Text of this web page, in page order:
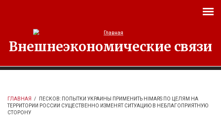
Внешнеэкономические связи
ГЛАВНАЯ /
ПЕСКОВ: ПОПЫТКИ УКРАИНЫ ПРИМЕНИТЬ HIMARS ПО ЦЕЛЯМ НА
ТЕРРИТОРИИ РОССИИ СУЩЕСТВЕННО ИЗМЕНЯТ СИТУАЦИЮ В НЕБЛАГОПРИЯТНУЮ
СТОРОНУ